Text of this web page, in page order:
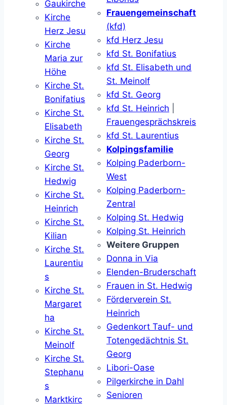
Gaukirche
Kirche
Herz Jesu
Kirche
Maria zur
Höhe
Kirche St.
Bonifatius
Kirche St.
Elisabeth
Kirche St.
Georg
Kirche St.
Hedwig
Kirche St.
Heinrich
Kirche St.
Kilian
Kirche St.
Laurentiu
s
Kirche St.
Margaret
ha
Kirche St.
Meinolf
Kirche St.
Stephanu
s
Marktkirc
Frauengemeinschaft
(kfd)
kfd Herz Jesu
kfd St. Bonifatius
kfd St. Elisabeth und
St. Meinolf
kfd St. Georg
kfd St. Heinrich
Frauengesprächskreis
kfd St. Laurentius
Kolpingsfamilie
Kolping Paderborn-
West
Kolping Paderborn-
Zentral
Kolping St. Hedwig
Kolping St. Heinrich
Weitere Gruppen
Donna in Via
Elenden-Bruderschaft
Frauen in St. Hedwig
Förderverein St.
Heinrich
Gedenkort Tauf- und
Totengedächtnis St.
Georg
Libori-Oase
Pilgerkirche in Dahl
Senioren